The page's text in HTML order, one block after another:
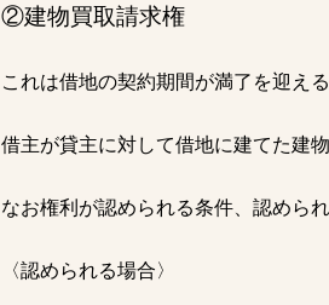
②建物買取請求権
これは借地の契約期間が満了を迎え
借主が貸主に対して借地に建てた建
なお権利が認められる条件、認めら
〈認められる場合〉